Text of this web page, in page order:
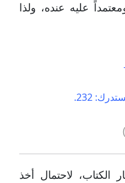
عليه عنده، ولذا
الكتاب، لاحتمال أخذ